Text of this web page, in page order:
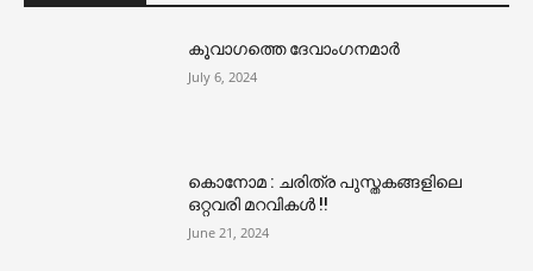
കൂവാഗത്തെ ദേവാംഗനമാർ
July 6, 2024
കൊനോമ : ചരിത്ര പുസ്തകങ്ങളിലെ
ഒറ്റവരി മറവികൾ !!
June 21, 2024